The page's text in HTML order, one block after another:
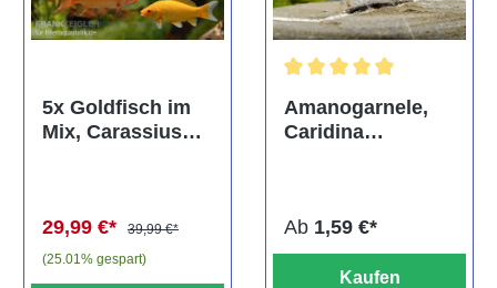
5x Goldfisch im
Mix, Carassius
29,99 €*
39,99 €*
(25.01% gespart)
Amanogarnele,
Caridina
Ab 1,59 €*
Kaufen